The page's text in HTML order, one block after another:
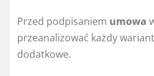
Przed podpisaniem umowa
przeanalizować każdy
dodatkowe.